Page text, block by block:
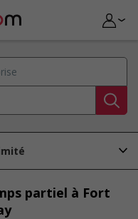
partiel à Fort